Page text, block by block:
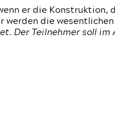
er die Konstruktion,
werden die wesentlichen
Der Teilnehmer soll